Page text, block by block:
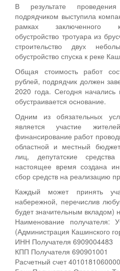
В результате
подрядчиком выступила
рамках заключенного
обустройство тротуара из
строительство двух
обустройство спуска к реке
Общая стоимость работ
рублей, подрядчик должен
2020 года. Сегодня начались
обустраивается основание.
Одним из обязательных
является участие
финансирование работ
областной и местный
лиц, депутатские
настоящее время создана
сбор средств на реализацию
Каждый может принять
набережной, перечислив
будет значительным вкладом)
Наименование получателя:
(Администрация Кашинского
ИНН Получателя 6909004483
КПП Получателя 690901001
Расчетный счет